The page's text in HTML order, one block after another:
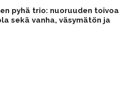
pyhä trio: nuoruuden toivoa
sekä vanha, väsymätön ja